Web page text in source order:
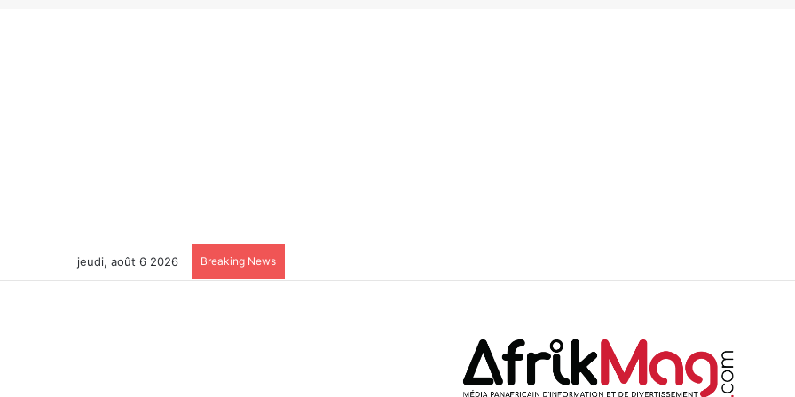
jeudi, août 6 2026 Breaking News